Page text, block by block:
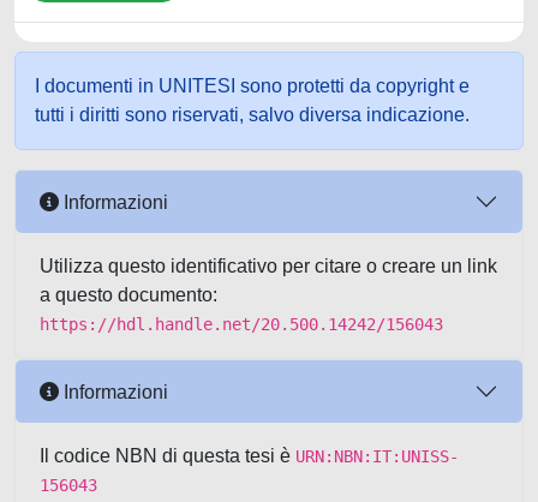
I documenti in UNITESI sono protetti da copyright e
tutti i diritti sono riservati, salvo diversa indicazione.
Informazioni
Utilizza questo identificativo per citare o creare un link
a questo documento:
https://hdl.handle.net/20.500.14242/156043
Informazioni
Il codice NBN di questa tesi è URN:NBN:IT:UNISS-
156043